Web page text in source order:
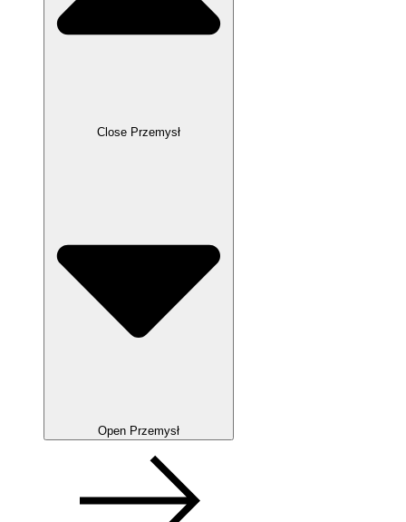
Close Przemysł
Open Przemysł